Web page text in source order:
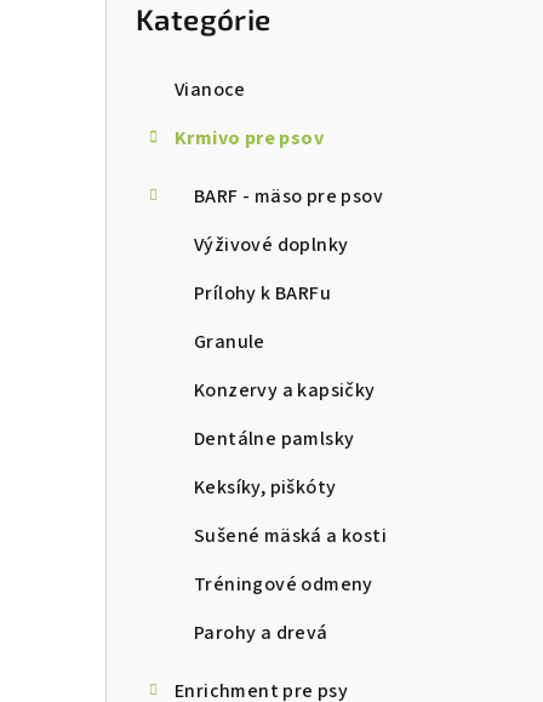
Preskočiť
kategórie
Kategórie
Vianoce
Krmivo pre psov
BARF - mäso pre psov
Výživové doplnky
Prílohy k BARFu
Granule
Konzervy a kapsičky
Dentálne pamlsky
Keksíky, piškóty
Sušené mäská a kosti
Tréningové odmeny
Parohy a drevá
Enrichment pre psy